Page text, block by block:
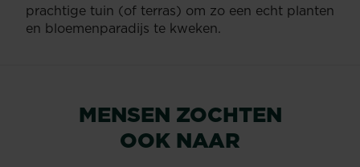
prachtige tuin (of terras) om zo een echt planten
en bloemenparadijs te kweken.
MENSEN ZOCHTEN
OOK NAAR